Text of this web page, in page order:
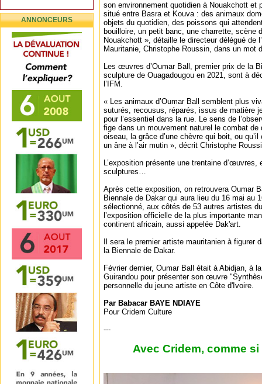
ANNONCEURS
son environnement quotidien à Nouakchott et
situé entre Basra et Kouva : des animaux
objets du quotidien, des poissons qui
bouilloire, un petit banc, une charrette, scène
Nouakchott », détaille le directeur délégué de
Mauritanie, Christophe Roussin, dans un mot
Les œuvres d’Oumar Ball, premier prix de la
sculpture de Ouagadougou en 2021, sont à
l’IFM.
« Les animaux d’Oumar Ball semblent plus
suturés, recousus, réparés, issus de matière
pour l’essentiel dans la rue. Le sens de
fige dans un mouvement naturel le combat de
oiseau, la grâce d’une chèvre qui boit, ou
un âne à l’air mutin », décrit Christophe
L’exposition présente une trentaine
sculptures…
Après cette exposition, on retrouvera Oumar
Biennale de Dakar qui aura lieu du 16 mai au
sélectionné, aux côtés de 53 autres artistes
l’exposition officielle de la plus importante
continent africain, aussi appelée Dak'art.
Il sera le premier artiste mauritanien à figurer
la Biennale de Dakar.
Février dernier, Oumar Ball était à Abidjan, à
Guirandou pour présenter son œuvre
personnelle du jeune artiste en Côte d'Ivoire.
Par Babacar BAYE NDIAYE
Pour Cridem Culture
---
Avec Cridem, comme